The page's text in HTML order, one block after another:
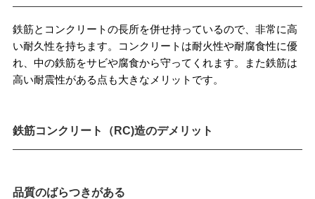
鉄筋とコンクリートの長所を併せ持っているので、非常に高
い耐久性を持ちます。コンクリートは耐火性や耐腐食性に優
れ、中の鉄筋をサビや腐食から守ってくれます。また鉄筋は
高い耐震性がある点も大きなメリットです。
鉄筋コンクリート（RC)造のデメリット
品質のばらつきがある